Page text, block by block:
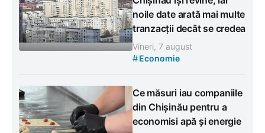
noile date arată mai multe
tranzacții decât se credea
Vineri, 7 august
#Economie
Ce măsuri iau companiile
din Chișinău pentru a
economisi apă și energie